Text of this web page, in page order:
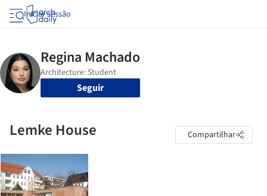
Iniciar sessão
Seguir
Lemke House Compartilhar